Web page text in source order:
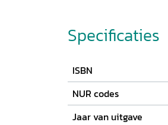
Specificaties
ISBN
NUR codes
Jaar van uitgave